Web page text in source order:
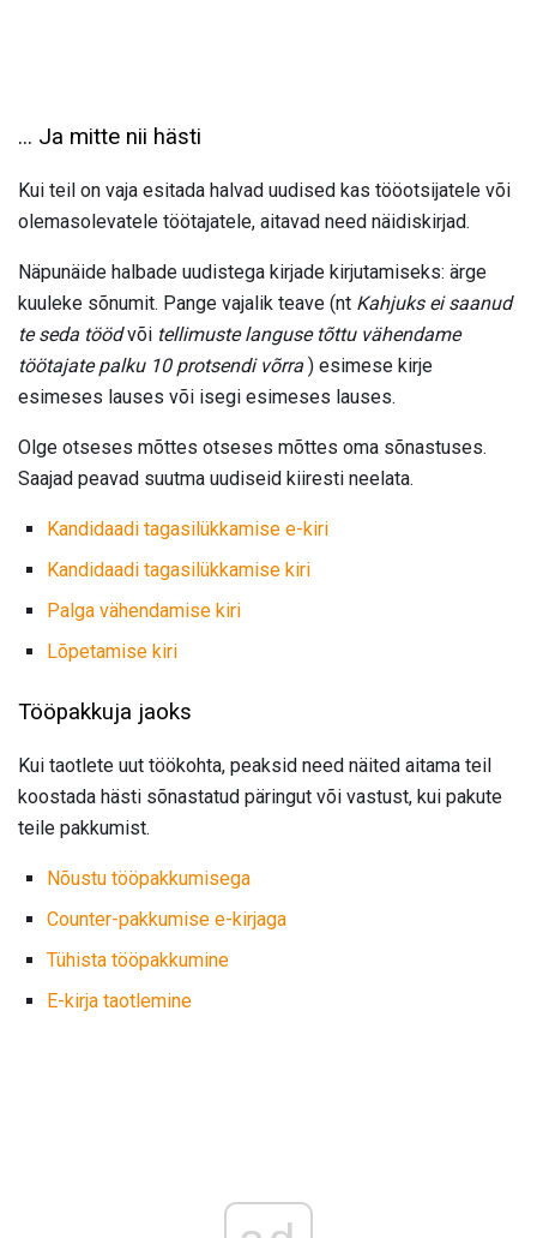
... Ja mitte nii hästi
Kui teil on vaja esitada halvad uudised kas tööotsijatele või
olemasolevatele töötajatele, aitavad need näidiskirjad.
Näpunäide halbade uudistega kirjade kirjutamiseks: ärge
kuuleke sõnumit. Pange vajalik teave (nt Kahjuks ei saanud
te seda töödvõi tellimuste languse tõttu vähendame
töötajate palku 10 protsendi võrra ) esimese kirje
esimeses lauses või isegi esimeses lauses.
Olge otseses mõttes otseses mõttes oma sõnastuses.
Saajad peavad suutma uudiseid kiiresti neelata.
Kandidaadi tagasilükkamise e-kiri
Kandidaadi tagasilükkamise kiri
Palga vähendamise kiri
Lõpetamise kiri
Tööpakkuja jaoks
Kui taotlete uut töökohta, peaksid need näited aitama teil
koostada hästi sõnastatud päringut või vastust, kui pakute
teile pakkumist.
Nõustu tööpakkumisega
Counter-pakkumise e-kirjaga
Tühista tööpakkumine
E-kirja taotlemine